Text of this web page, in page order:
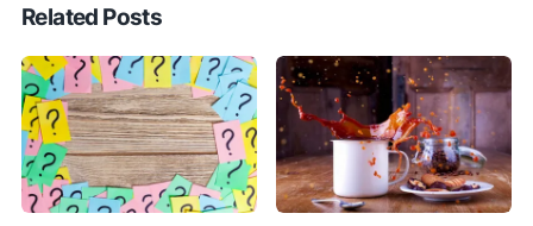
Related Posts